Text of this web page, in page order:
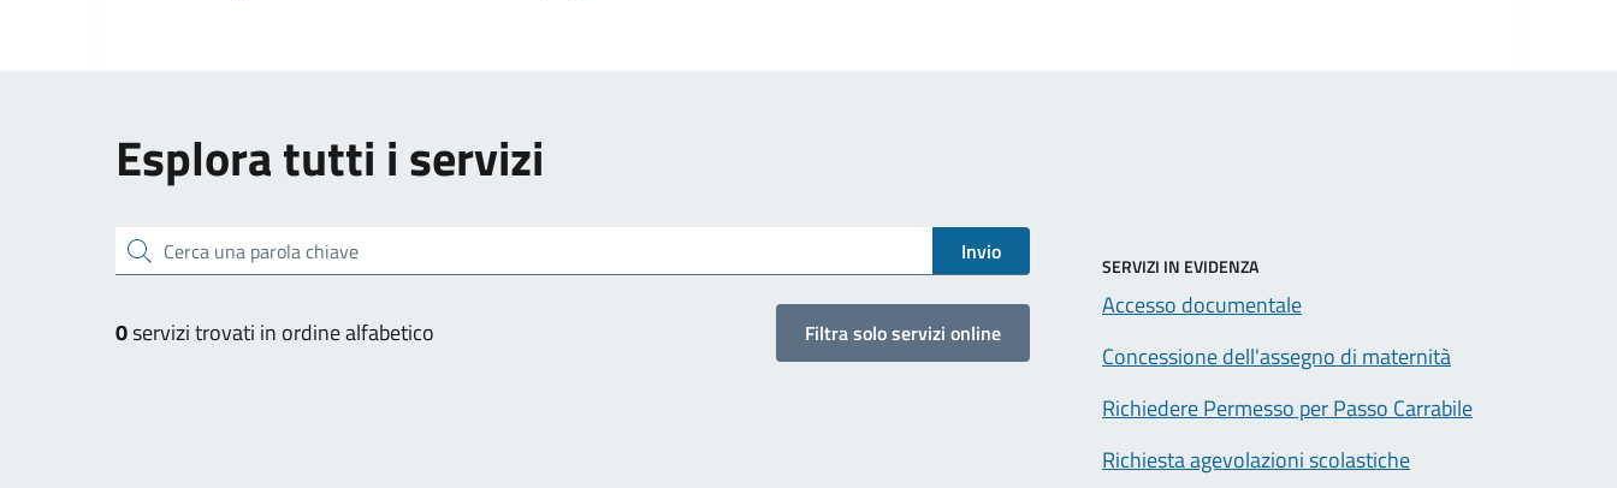
Esplora tutti i servizi
Cerca una parola chiave Invio
0servizi trovati in ordine alfabetico Filtra solo servizi online
SERVIZI IN EVIDENZA
Accesso documentale
Concessione dell'assegno di maternità
Richiedere Permesso per Passo Carrabile
Richiesta agevolazioni scolastiche